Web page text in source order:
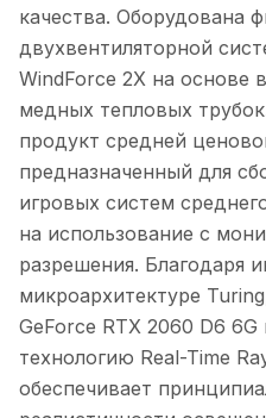
качества. Оборудована
двухвентиляторной
WindForce 2X на основе
медных тепловых
продукт средней
предназначенный для
игровых систем
на использование с
разрешения. Благодаря
микроархитектуре
GeForce RTX 2060 D6
технологию Real-Time
обеспечивает